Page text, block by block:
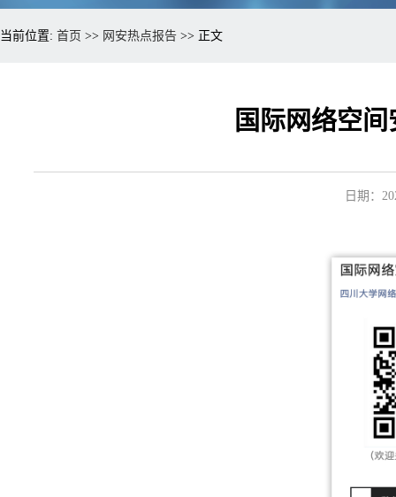
当前位置: 首页 >> 网安热点报告 >> 正文
国际网络空
日期：